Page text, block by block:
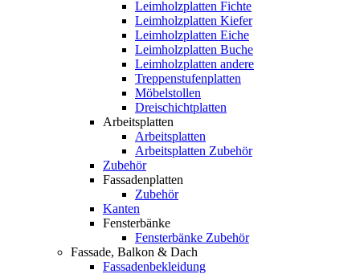
Leimholzplatten Fichte
Leimholzplatten Kiefer
Leimholzplatten Eiche
Leimholzplatten Buche
Leimholzplatten andere
Treppenstufenplatten
Möbelstollen
Dreischichtplatten
Arbeitsplatten
Arbeitsplatten
Arbeitsplatten Zubehör
Zubehör
Fassadenplatten
Zubehör
Kanten
Fensterbänke
Fensterbänke Zubehör
Fassade, Balkon & Dach
Fassadenbekleidung